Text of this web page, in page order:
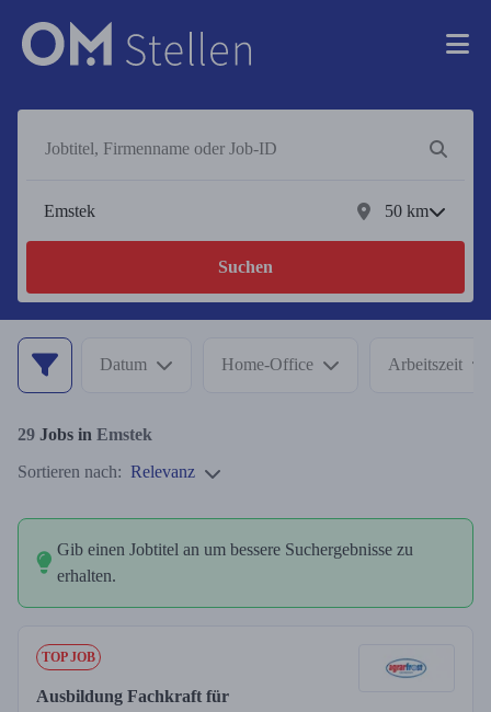
50 km
Suchen
Datum Home-Office Arbeitszeit
29 Jobs in Emstek
Sortieren nach: Relevanz
Gib einen Jobtitel an um bessere Suchergebnisse zu
erhalten.
TOP JOB
Ausbildung Fachkraft für